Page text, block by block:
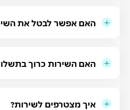
האם אפשר לבטל את
האם השירות כרוך
איך מצטרפים לשירות?